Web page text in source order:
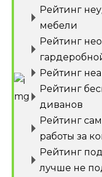
Рейтинг
мебели
Рейтинг
Рейтинг
Рейтинг
диванов
Рейтинг
работы за
Рейтинг
лучше не